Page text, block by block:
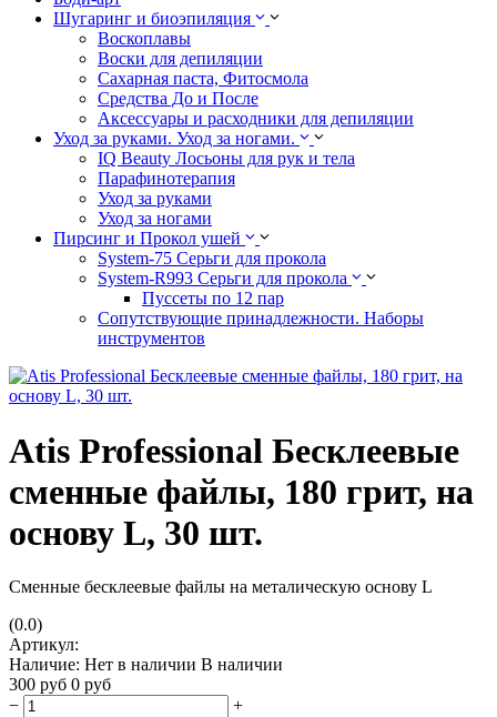
Шугаринг и биоэпиляция
Воскоплавы
Воски для депиляции
Сахарная паста, Фитосмола
Средства До и После
Аксессуары и расходники для депиляции
Уход за руками. Уход за ногами.
IQ Beauty Лосьоны для рук и тела
Парафинотерапия
Уход за руками
Уход за ногами
Пирсинг и Прокол ушей
System-75 Серьги для прокола
System-R993 Серьги для прокола
Пуссеты по 12 пар
Cопутствующие принадлежности. Наборы
инструментов
Atis Professional Бесклеевые
сменные файлы, 180 грит, на
основу L, 30 шт.
Сменные бесклеевые файлы на металическую основу L
(0.0)
Артикул:
Наличие: Нет в наличии В наличии
300 руб 0 руб
−
+